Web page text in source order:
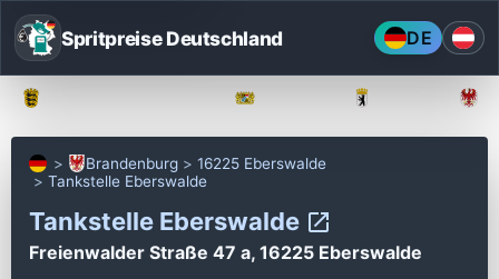
Spritpreise Deutschland DE
Brandenburg
16225 Eberswalde
Tankstelle Eberswalde
Tankstelle Eberswalde
Freienwalder Straße 47 a, 16225 Eberswalde